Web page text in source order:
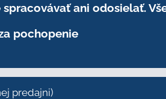
ani odosielať.
pochopenie
predajni)